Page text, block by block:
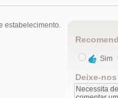
estabelecimento.
Sim
Deixe-